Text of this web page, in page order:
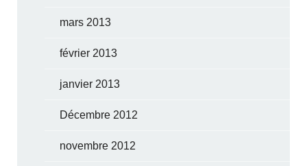
mars 2013
février 2013
janvier 2013
Décembre 2012
novembre 2012